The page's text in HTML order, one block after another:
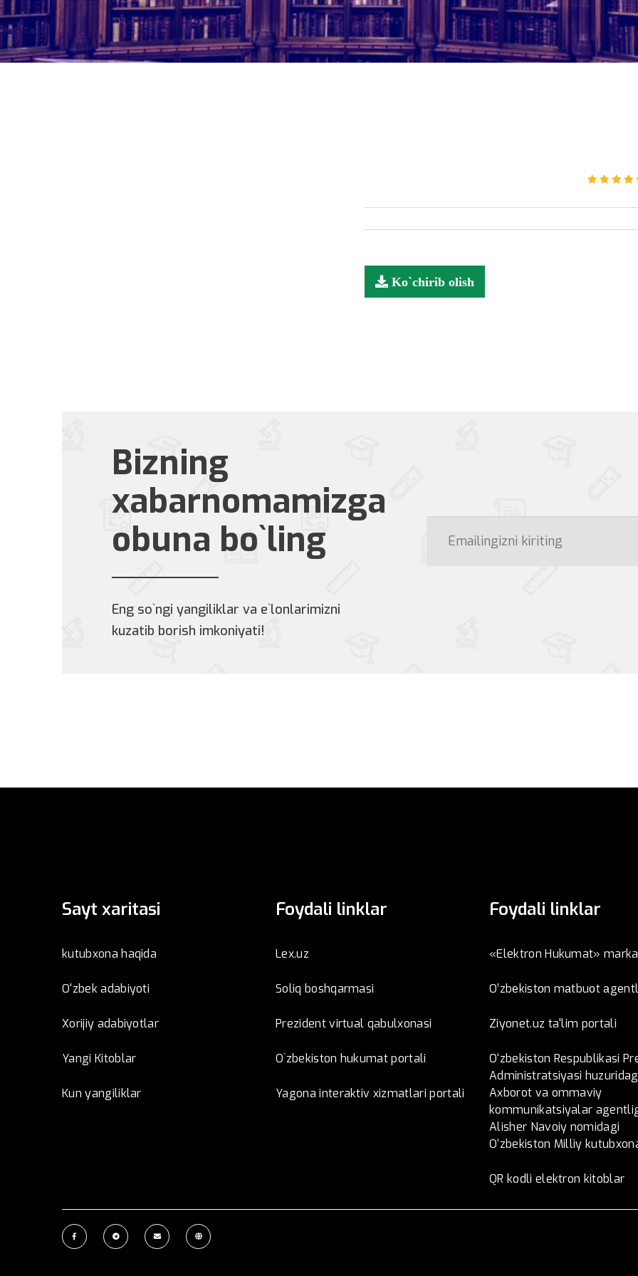
Ko`chirib olish
Bizning
xabarnomamizga
obuna bo`ling
Eng so`ngi yangiliklar va e`lonlarimizni
kuzatib borish imkoniyati!
Sayt xaritasi
kutubxona haqida
O'zbek adabiyoti
Xorijiy adabiyotlar
Yangi Kitoblar
Kun yangiliklar
Foydali linklar
Lex.uz
Soliq boshqarmasi
Prezident virtual qabulxonasi
O`zbekiston hukumat portali
Yagona interaktiv xizmatlari portali
Foydali linklar
«Elektron Hukumat»
O’zbеkistоn mаtbuоt
Ziyonet.uz ta'lim portali
O‘zbekiston Respublikasi
Administratsiyasi
Axborot va ommaviy
kommunikatsiyalar
Alisher Navoiy nomidagi
O‘zbekiston Milliy
QR kodli elektron kitoblar